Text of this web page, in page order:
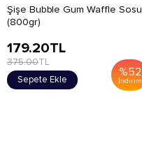
Şişe Bubble Gum Waffle Sosu
(800gr)
%52
İndirim
179.20TL
375.00TL
Sepete Ekle